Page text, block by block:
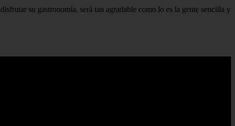
su gastronomía, será tan agradable como lo es la gente sencilla y